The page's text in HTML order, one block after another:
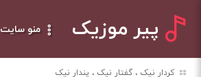
پیر موزیک منو سایت
کردار نیک ، گفتار نیک ، پندار نیک